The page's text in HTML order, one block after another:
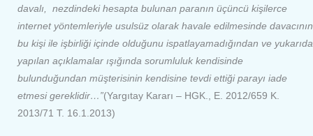
davalı, nezdindeki hesapta bulunan paranın üçüncü kişilerce
internet yöntemleriyle usulsüz olarak havale edilmesinde davacının
bu kişi ile işbirliği içinde olduğunu ispatlayamadığından ve yukarıda
yapılan açıklamalar ışığında sorumluluk kendisinde
bulunduğundan müşterisinin kendisine tevdi ettiği parayı iade
etmesi gereklidir…”(Yargıtay Kararı – HGK., E. 2012/659 K.
2013/71 T. 16.1.2013)